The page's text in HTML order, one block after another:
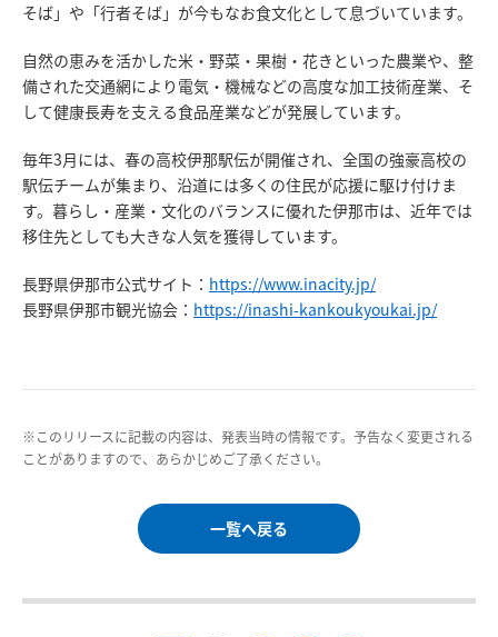
そば」や「行者そば」が今もなお食文化として息づいています。
自然の恵みを活かした米・野菜・果樹・花きといった農業や、整
備された交通網により電気・機械などの高度な加工技術産業、そ
して健康長寿を支える食品産業などが発展しています。
毎年3月には、春の高校伊那駅伝が開催され、全国の強豪高校の
駅伝チームが集まり、沿道には多くの住民が応援に駆け付けま
す。暮らし・産業・文化のバランスに優れた伊那市は、近年では
移住先としても大きな人気を獲得しています。
長野県伊那市公式サイト： https://www.inacity.jp/
長野県伊那市観光協会： https://inashi-kankoukyoukai.jp/
※このリリースに記載の内容は、発表当時の情報です。予告なく変更される
ことがありますので、あらかじめご了承ください。
一覧へ戻る